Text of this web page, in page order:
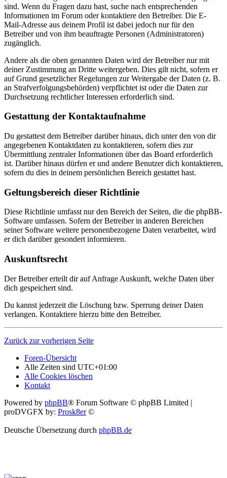
sind. Wenn du Fragen dazu hast, suche nach entsprechenden
Informationen im Forum oder kontaktiere den Betreiber. Die E-
Mail-Adresse aus deinem Profil ist dabei jedoch nur für den
Betreiber und von ihm beauftragte Personen (Administratoren)
zugänglich.
Andere als die oben genannten Daten wird der Betreiber nur mit
deiner Zustimmung an Dritte weitergeben. Dies gilt nicht, sofern er
auf Grund gesetzlicher Regelungen zur Weitergabe der Daten (z. B.
an Strafverfolgungsbehörden) verpflichtet ist oder die Daten zur
Durchsetzung rechtlicher Interessen erforderlich sind.
Gestattung der Kontaktaufnahme
Du gestattest dem Betreiber darüber hinaus, dich unter den von dir
angegebenen Kontaktdaten zu kontaktieren, sofern dies zur
Übermittlung zentraler Informationen über das Board erforderlich
ist. Darüber hinaus dürfen er und andere Benutzer dich kontaktieren,
sofern du dies in deinem persönlichen Bereich gestattet hast.
Geltungsbereich dieser Richtlinie
Diese Richtlinie umfasst nur den Bereich der Seiten, die die phpBB-
Software umfassen. Sofern der Betreiber in anderen Bereichen
seiner Software weitere personenbezogene Daten verarbeitet, wird
er dich darüber gesondert informieren.
Auskunftsrecht
Der Betreiber erteilt dir auf Anfrage Auskunft, welche Daten über
dich gespeichert sind.
Du kannst jederzeit die Löschung bzw. Sperrung deiner Daten
verlangen. Kontaktiere hierzu bitte den Betreiber.
Zurück zur vorherigen Seite
Foren-Übersicht
Alle Zeiten sind UTC+01:00
Alle Cookies löschen
Kontakt
Powered by phpBB® Forum Software © phpBB Limited |
proDVGFX by: Prosk8er©
Deutsche Übersetzung durch phpBB.de